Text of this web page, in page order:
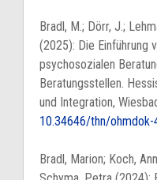
Bradl, M.; Dörr, J.;
(2025): Die Einführung
psychosozialen
Beratungsstellen.
und Integration,
10.34646/thn/ohmdok-
Bradl, Marion; Koch,